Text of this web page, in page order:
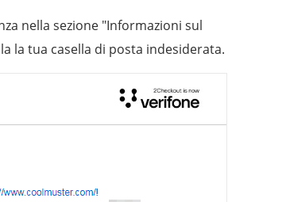
nella sezione "Informazioni sul
la tua casella di posta indesiderata.